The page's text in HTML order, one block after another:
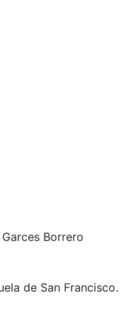
Borrero
de San Francisco.